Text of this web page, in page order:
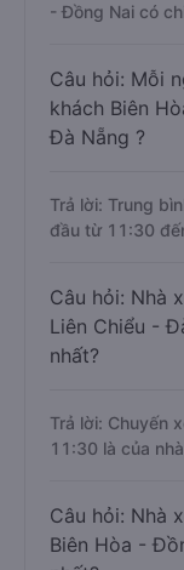
- Đồng Nai có
Câu hỏi: Mỗi
khách Biên
Đà Nẵng ?
Trả lời: Trung
đầu từ 11:30
Câu hỏi: Nhà
Liên Chiểu -
nhất?
Trả lời: Chuyến
11:30 là của
Câu hỏi: Nhà
Biên Hòa -